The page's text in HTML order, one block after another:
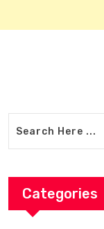
Categories